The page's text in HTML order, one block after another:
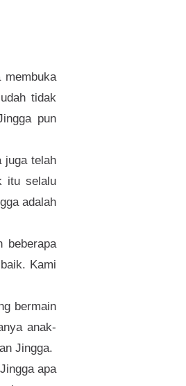
tidak
pun
juga telah
itu selalu
adalah
beberapa
Kami
bermain
anak-
Jingga.
apa